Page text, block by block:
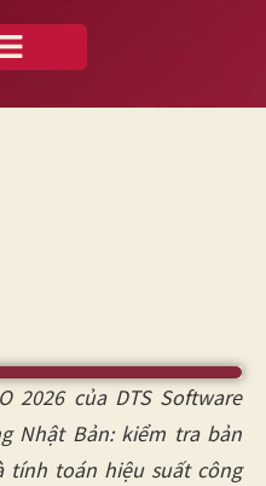
2026 của DTS Software
Nhật Bản: kiểm tra bản
tính toán hiệu suất công